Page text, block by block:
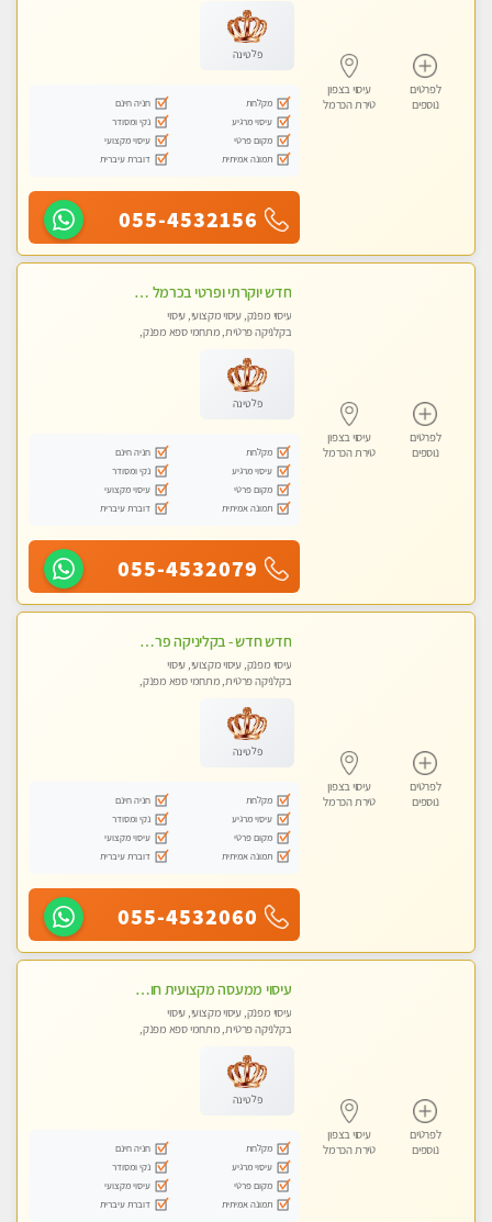
לפרטים
נוספים
עיסוי בצפון
טירת הכרמל
פלטינה
מקלחת
חניה חינם
עיסוי מרגיע
נקי ומסודר
מקום פרטי
עיסוי מקצועי
תמונה אמיתית
דוברת עיברית
055-4532156
לפרטים
נוספים
עיסוי בצפון
טירת הכרמל
חדש יוקרתי ופרטי בכרמל – חיפה! פנקו את עצמכם ברוגע פינוק וחוויה בלתי נשכחת ללא מין !!
עיסוי מפנק, עיסוי מקצועי, עיסוי
בקלניקה פרטית, מתחמי ספא מפנק,
פלטינה
מקלחת
חניה חינם
עיסוי מרגיע
נקי ומסודר
מקום פרטי
עיסוי מקצועי
תמונה אמיתית
דוברת עיברית
055-4532079
לפרטים
נוספים
עיסוי בצפון
טירת הכרמל
חדש חדש - בקליניקה פרטית בחיפה עיסוי לחידוש אנרגיות עיסוי חלומי מומלץ מאוד !
עיסוי מפנק, עיסוי מקצועי, עיסוי
בקלניקה פרטית, מתחמי ספא מפנק,
פלטינה
מקלחת
חניה חינם
עיסוי מרגיע
נקי ומסודר
מקום פרטי
עיסוי מקצועי
תמונה אמיתית
דוברת עיברית
055-4532060
לפרטים
נוספים
עיסוי בצפון
טירת הכרמל
עיסוי ממעסה מקצועית חוויה מעולם אחר שכל אחד צריך לנסות. מעסה צעירה ❤️ללא מין !!!
עיסוי מפנק, עיסוי מקצועי, עיסוי
בקלניקה פרטית, מתחמי ספא מפנק,
פלטינה
מקלחת
חניה חינם
עיסוי מרגיע
נקי ומסודר
מקום פרטי
עיסוי מקצועי
תמונה אמיתית
דוברת עיברית